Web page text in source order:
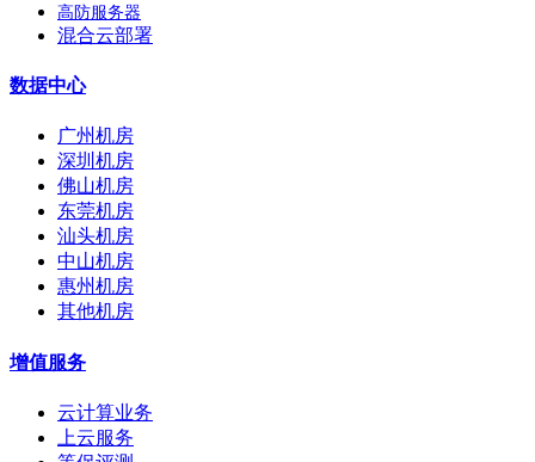
高防服务器
混合云部署
数据中心
广州机房
深圳机房
佛山机房
东莞机房
汕头机房
中山机房
惠州机房
其他机房
增值服务
云计算业务
上云服务